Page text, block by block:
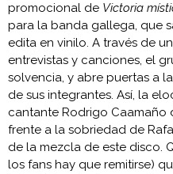
promocional de Victoria
para la banda gallega, que
edita en vinilo. A través de
entrevistas y canciones, el
solvencia, y abre puertas a
de sus integrantes. Así, la
cantante Rodrigo Caamaño
frente a la sobriedad de
de la mezcla de este disco.
los fans hay que remitirse)